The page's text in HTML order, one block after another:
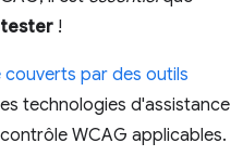
tester !
par des outils
technologies d'assistance
WCAG applicables.